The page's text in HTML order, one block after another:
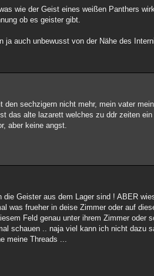
wie der Geist eines weißen Panthers
ob es geister gibt.
ja auch unbewusst von der Nähe des
den sechzigern nicht mehr, mein vater
das alte lazarett welches zu ddr zeiten
aber keine angst.
Geister aus dem Lager sind ! ABER
was frueher in deise Zimmer oder auf
Feld genau unter ihrem Zimmer
schauen .. naja viel kann ich nicht dazu
meine Threads ...